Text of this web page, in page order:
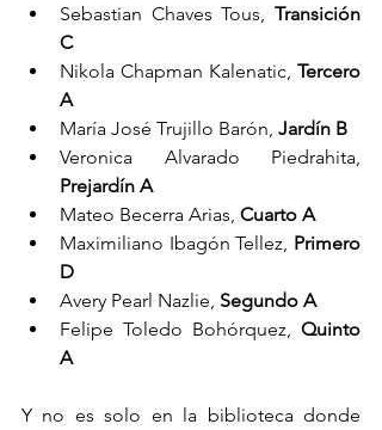
Sebastian Chaves Tous, Transición
C
Nikola Chapman Kalenatic, Tercero
A
María José Trujillo Barón, Jardín B
Prejardín A
Mateo Becerra Arias, Cuarto A
Maximiliano Ibagón Tellez, Primero
D
Avery Pearl Nazlie, Segundo A
Felipe Toledo Bohórquez, Quinto
A
Y no es solo en la biblioteca donde